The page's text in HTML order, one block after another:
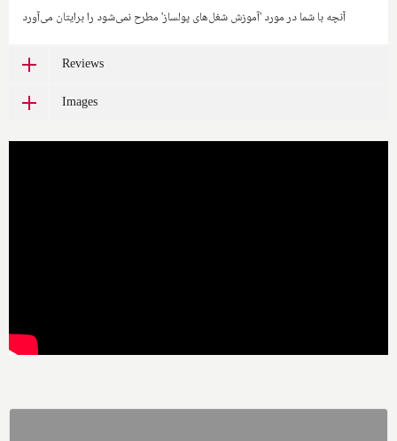
آنچه با شما در مورد 'آموزش شغل‌های پولساز' مطرح نمی‌شود را برایتان می‌آورد
Reviews
Images